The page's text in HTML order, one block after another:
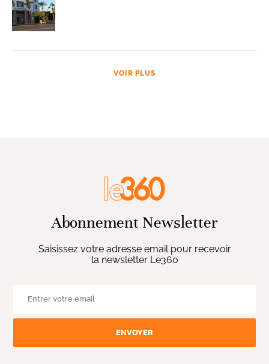
VOIR PLUS
Abonnement Newsletter
Saisissez votre adresse email pour recevoir
la newsletter Le360
ENVOYER